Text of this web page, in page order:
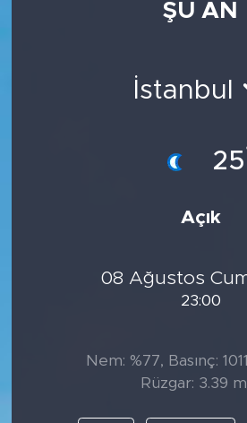
ŞU AN
İstanbul
25
Açık
08 Ağustos
23:00
Nem: %77, Basınç:
Rüzgar: 3.39